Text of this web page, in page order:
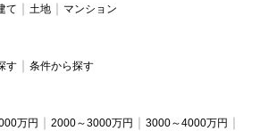
て 土地 マンション
す 条件から探す
万円 2000～3000万円
3000～4000万円